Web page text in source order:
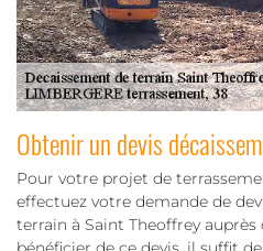
Obtenir un devis
Pour votre projet de
effectuez votre demande de
terrain à Saint Theoffrey